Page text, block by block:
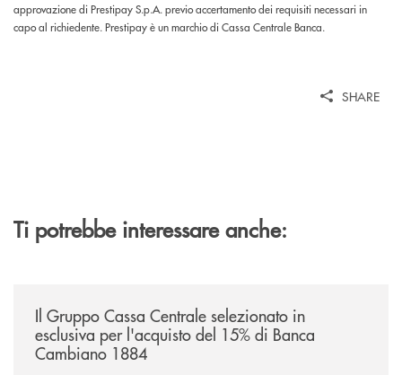
approvazione di Prestipay S.p.A. previo accertamento dei requisiti necessari in
capo al richiedente. Prestipay è un marchio di Cassa Centrale Banca.
SHARE
Ti potrebbe interessare anche:
Il Gruppo Cassa Centrale selezionato in
esclusiva per l'acquisto del 15% di Banca
Cambiano 1884